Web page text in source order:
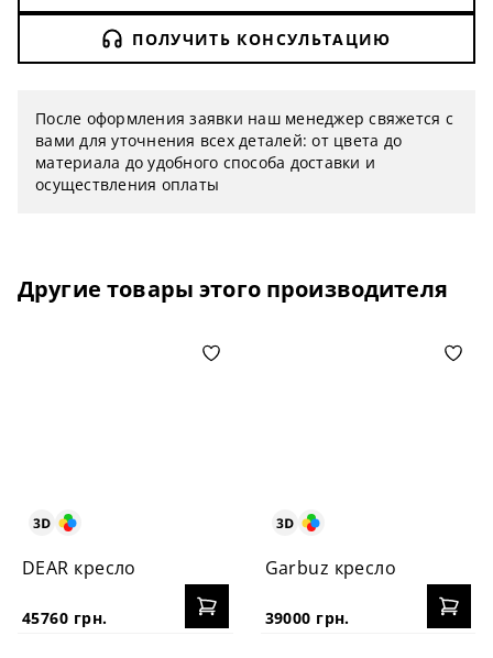
ПОЛУЧИТЬ КОНСУЛЬТАЦИЮ
После оформления заявки наш менеджер свяжется с
вами для уточнения всех деталей: от цвета до
материала до удобного способа доставки и
осуществления оплаты
Другие товары этого производителя
DEAR кресло
45760 грн.
Garbuz кресло
39000 грн.